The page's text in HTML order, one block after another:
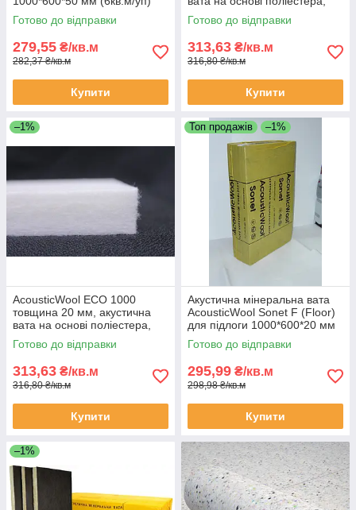
Готово до відправки
279,55 ₴/кв.м
282,37 ₴/кв.м
Купити
біла (2,4 м2/упак.)
Готово до відправки
313,63 ₴/кв.м
316,80 ₴/кв.м
Купити
–1%
AcousticWool ECO 1000
товщина 20 мм, акустична
вата на основі поліестера,
біла (6кв.м/упак.)
Готово до відправки
313,63 ₴/кв.м
316,80 ₴/кв.м
Купити
Топ продажів –1%
Акустична мінеральна вата
AcousticWool Sonet F (Floor)
для підлоги 1000*600*20 мм
(6кв.м/уп)
Готово до відправки
295,99 ₴/кв.м
298,98 ₴/кв.м
Купити
–1%